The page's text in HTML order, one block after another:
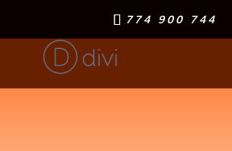
774 900 744